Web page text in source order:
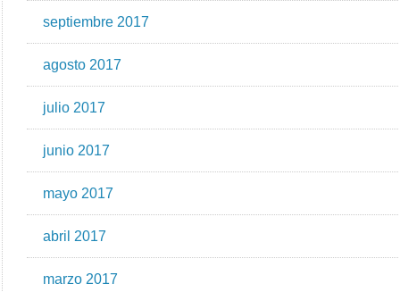
septiembre 2017
agosto 2017
julio 2017
junio 2017
mayo 2017
abril 2017
marzo 2017